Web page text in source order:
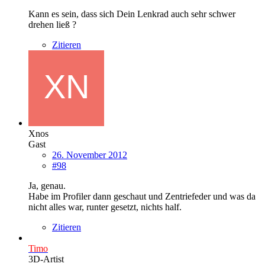
Kann es sein, dass sich Dein Lenkrad auch sehr schwer
drehen ließ ?
Zitieren
Xnos
Gast
26. November 2012
#98
Ja, genau.
Habe im Profiler dann geschaut und Zentriefeder und was da
nicht alles war, runter gesetzt, nichts half.
Zitieren
Timo
3D-Artist